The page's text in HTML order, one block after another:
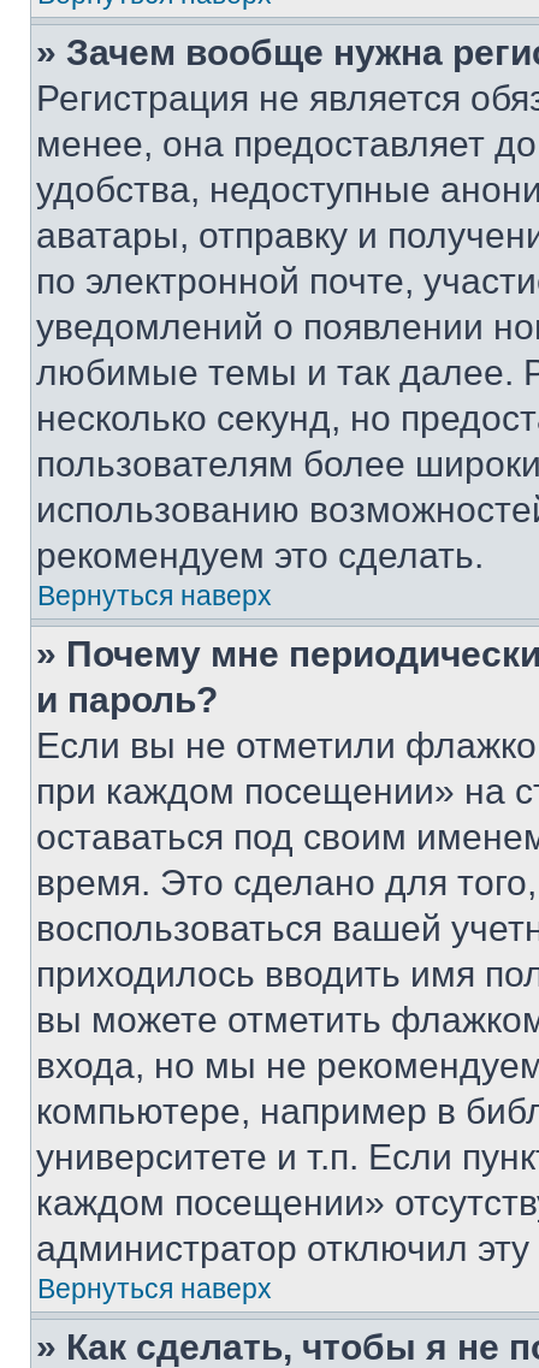
» Зачем вообще нужна
Регистрация не является
менее, она предоставляет
удобства, недоступные
аватары, отправку и
по электронной почте,
уведомлений о появлении
любимые темы и так далее.
несколько секунд, но
пользователям более
использованию
рекомендуем это сделать.
Вернуться наверх
» Почему мне
и пароль?
Если вы не отметили
при каждом посещении» на
оставаться под своим
время. Это сделано для
воспользоваться вашей
приходилось вводить имя
вы можете отметить
входа, но мы не
компьютере, например в
университете и т.п. Если
каждом посещении»
администратор отключил
Вернуться наверх
» Как сделать, чтобы я не